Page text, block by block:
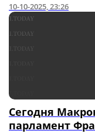
10-10-2025, 23:26
Сегодня
парламент